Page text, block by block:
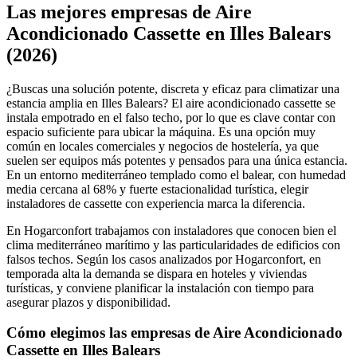
Las mejores empresas de Aire
Acondicionado Cassette en Illes Balears
(2026)
¿Buscas una solución potente, discreta y eficaz para climatizar una
estancia amplia en Illes Balears? El aire acondicionado cassette se
instala empotrado en el falso techo, por lo que es clave contar con
espacio suficiente para ubicar la máquina. Es una opción muy
común en locales comerciales y negocios de hostelería, ya que
suelen ser equipos más potentes y pensados para una única estancia.
En un entorno mediterráneo templado como el balear, con humedad
media cercana al 68% y fuerte estacionalidad turística, elegir
instaladores de cassette con experiencia marca la diferencia.
En Hogarconfort trabajamos con instaladores que conocen bien el
clima mediterráneo marítimo y las particularidades de edificios con
falsos techos. Según los casos analizados por Hogarconfort, en
temporada alta la demanda se dispara en hoteles y viviendas
turísticas, y conviene planificar la instalación con tiempo para
asegurar plazos y disponibilidad.
Cómo elegimos las empresas de Aire Acondicionado
Cassette en Illes Balears